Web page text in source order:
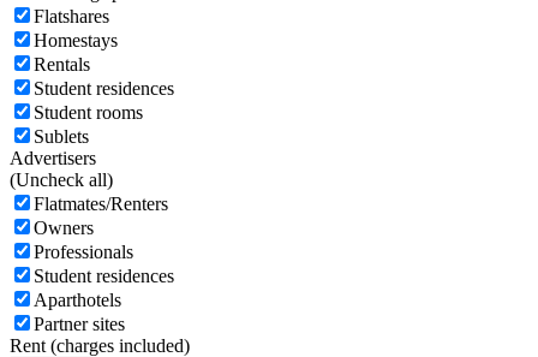
Flatshares
Homestays
Rentals
Student residences
Student rooms
Sublets
Advertisers
(Uncheck all)
Flatmates/Renters
Owners
Professionals
Student residences
Aparthotels
Partner sites
Rent (charges included)